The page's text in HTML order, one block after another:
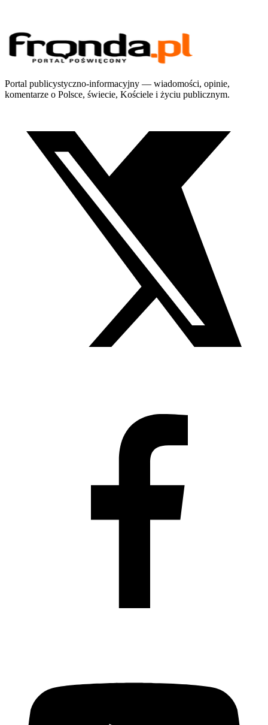
Portal publicystyczno-informacyjny — wiadomości, opinie,
komentarze o Polsce, świecie, Kościele i życiu publicznym.